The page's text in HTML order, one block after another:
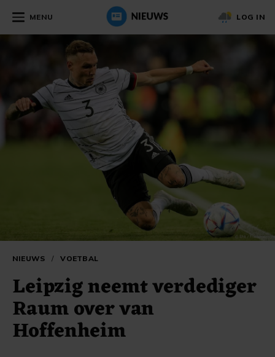
MENU LOG IN
NIEUWS / VOETBAL
Leipzig neemt verdediger
Raum over van
Hoffenheim